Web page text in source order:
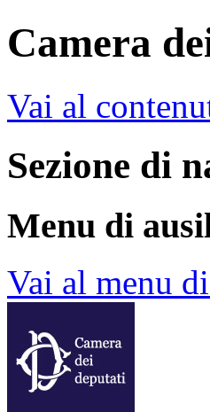
Camera
Vai al
Sezione di
Menu di
Vai al menu